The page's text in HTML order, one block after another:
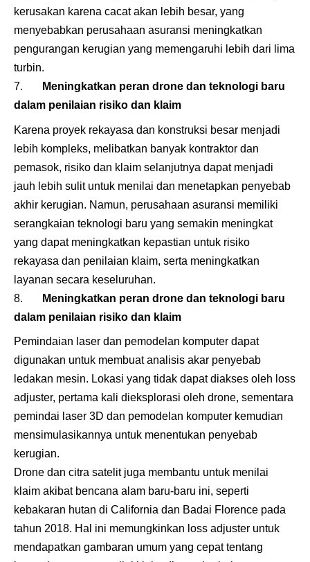
kerusakan karena cacat akan lebih besar, yang
menyebabkan perusahaan asuransi meningkatkan
pengurangan kerugian yang memengaruhi lebih dari lima
turbin.
Meningkatkan peran drone dan teknologi baru
dalam penilaian risiko dan klaim
Karena proyek rekayasa dan konstruksi besar menjadi
lebih kompleks, melibatkan banyak kontraktor dan
pemasok, risiko dan klaim selanjutnya dapat menjadi
jauh lebih sulit untuk menilai dan menetapkan penyebab
akhir kerugian. Namun, perusahaan asuransi memiliki
serangkaian teknologi baru yang semakin meningkat
yang dapat meningkatkan kepastian untuk risiko
rekayasa dan penilaian klaim, serta meningkatkan
layanan secara keseluruhan.
Meningkatkan peran drone dan teknologi baru
dalam penilaian risiko dan klaim
Pemindaian laser dan pemodelan komputer dapat
digunakan untuk membuat analisis akar penyebab
ledakan mesin. Lokasi yang tidak dapat diakses oleh loss
adjuster, pertama kali dieksplorasi oleh drone, sementara
pemindai laser 3D dan pemodelan komputer kemudian
mensimulasikannya untuk menentukan penyebab
kerugian.
Drone dan citra satelit juga membantu untuk menilai
klaim akibat bencana alam baru-baru ini, seperti
kebakaran hutan di California dan Badai Florence pada
tahun 2018. Hal ini memungkinkan loss adjuster untuk
mendapatkan gambaran umum yang cepat tentang